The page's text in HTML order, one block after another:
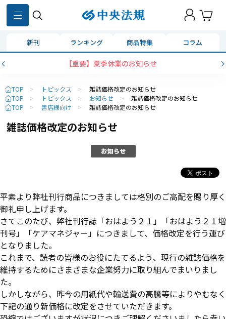
新刊 ランキング 商品特集 コラム
【重要】夏季休業のお知らせ
TOP > トピックス >
雑誌価格改定のお知らせ
TOP
> トピックス > お知らせ >
雑誌価格改定のお知らせ
TOP
> 書店様向け > 雑誌価格改定のお知らせ
雑誌価格改定のお知らせ
平素より弊社刊行商品につきましては格別のご高配を賜り厚く
御礼申し上げます。
さてこのたび、弊社刊行誌「おはよう２１」「おはよう２１増
刊号」「ケアマネジャー」につきまして、価格改定を行う運び
となりました。
これまで、読者の皆様のお役にたてるよう、現行の雑誌価格を
維持するためにさまざまな企業努力に取り組んでまいりまし
た。
しかしながら、昨今の用紙代や輸送費の高騰等によりやむなく
下記の通り新価格に改定をさせていただきます。